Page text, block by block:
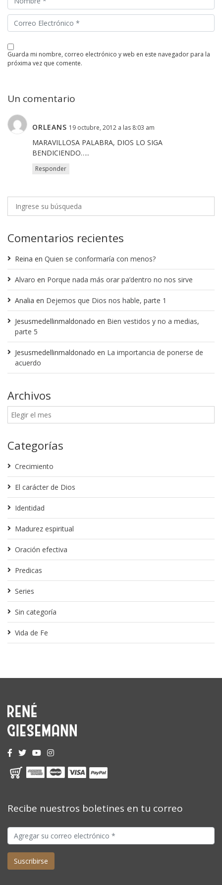
guarda mi nombre, correo electrónico y web en este navegador para la
próxima vez que comente.
Un comentario
ORLEANS 19 octubre, 2012 a las 8:03 am
MARAVILLOSA PALABRA, DIOS LO SIGA
BENDICIENDO…..
Responder
Comentarios recientes
Reina en Quien se conformaría con menos?
Alvaro en Porque nada más orar pa’dentro no nos sirve
Analia en Dejemos que Dios nos hable, parte 1
Jesusmedellinmaldonado en Bien vestidos y no a medias,
parte 5
Jesusmedellinmaldonado en La importancia de ponerse de
acuerdo
Archivos
Categorías
Crecimiento
El carácter de Dios
Identidad
Madurez espiritual
Oración efectiva
Predicas
Series
Sin categoría
Vida de Fe
Recibe nuestros boletines en tu correo